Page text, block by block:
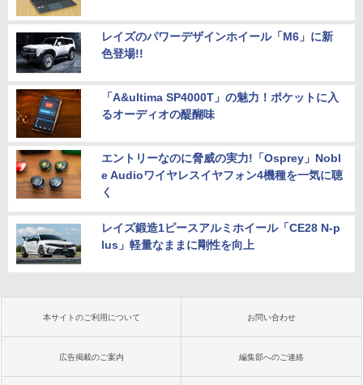
レイズのパワーデザインホイール「M6」に新
色登場!!
「A&ultima SP4000T」の魅力！ポケットに入
るオーディオの醍醐味
エントリーなのに脅威の実力!「Osprey」Nobl
e Audioワイヤレスイヤフォン4機種を一気に聴
く
レイズ鍛造1ピースアルミホイール「CE28 N-p
lus」軽量なままに剛性を向上
本サイトのご利用について お問い合わせ
広告掲載のご案内 編集部へのご連絡